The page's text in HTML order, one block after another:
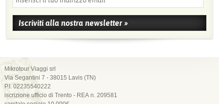
Mikrotour Viaggi srl
Via Segantini 7 - 38015 Lavis (TN)
P.I. 02235540222
iscrizione ufficio di Trento - REA n. 209581